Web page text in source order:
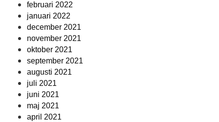
februari 2022
januari 2022
december 2021
november 2021
oktober 2021
september 2021
augusti 2021
juli 2021
juni 2021
maj 2021
april 2021